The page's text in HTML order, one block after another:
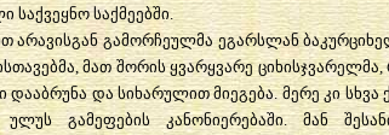
საქვეყნო საქმეებში.
არავისგან გამორჩეულმა ეგარსლან
,მათ შორის ყვარყვარე ციხისჯვარელმა ,
დააბრუნა და სიხარულით მიეგება.მერე კი სხვა
ულუს გამეფების კანონიერებაში.მან